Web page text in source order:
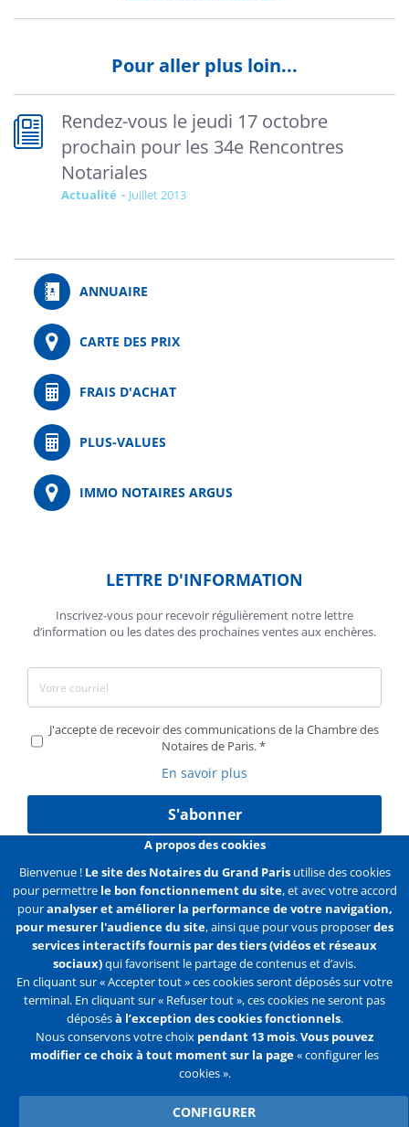
Pour aller plus loin...
Rendez-vous le jeudi 17 octobre
prochain pour les 34e Rencontres
Notariales
Actualité juillet 2013
ANNUAIRE
CARTE DES PRIX
FRAIS D'ACHAT
PLUS-VALUES
IMMO NOTAIRES ARGUS
LETTRE D'INFORMATION
Inscrivez-vous pour recevoir régulièrement notre lettre
d’information ou les dates des prochaines ventes aux enchères.
J'accepte de recevoir des communications de la Chambre des
Notaires de Paris.
En savoir plus
S'abonner
Liens Mentions légales Données personnelles
Politique des cookies Configurer les cookies
Liens
2e
ligne
Accueil Contact Plan du site
Flux
FacebookYoutube
Twitter
A propos des cookies
Bienvenue ! Le site des Notaires du Grand Parisutilise des cookies
pour permettre le bon fonctionnement du site, et avec votre accord
pouranalyser et améliorer la performance de votre navigation,
pour mesurer l'audience du site, ainsi que pour vous proposerdes
services interactifs fournis par des tiers (vidéos et réseaux
sociaux)qui favorisent le partage de contenus et d’avis.
En cliquant sur « Accepter tout » ces cookies seront déposés sur votre
terminal. En cliquant sur « Refuser tout », ces cookies ne seront pas
déposésà l’exception des cookies fonctionnels.
Nous conservons votre choix pendant 13 mois.Vous pouvez
modifier ce choix à tout moment sur la page« configurer les
cookies ».
CONFIGURER